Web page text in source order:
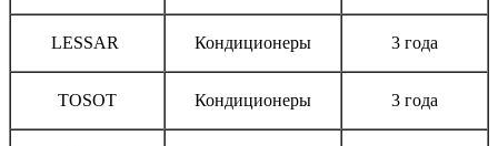
LESSAR Кондиционеры 3 года
TOSOT Кондиционеры 3 года